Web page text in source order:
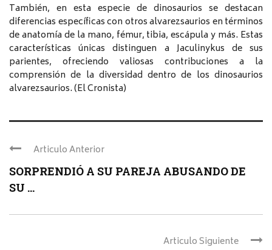
También, en esta especie de dinosaurios se destacan
diferencias específicas con otros alvarezsaurios en términos
de anatomía de la mano, fémur, tibia, escápula y más. Estas
características únicas distinguen a Jaculinykus de sus
parientes, ofreciendo valiosas contribuciones a la
comprensión de la diversidad dentro de los dinosaurios
alvarezsaurios. (El Cronista)
Articulo Anterior
SORPRENDIÓ A SU PAREJA ABUSANDO DE
SU ...
Articulo Siguiente